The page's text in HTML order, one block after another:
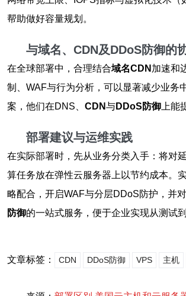
帮助做好容量规划。
与域名、CDN及DDoS防御的
在全球部署中，合理结合域名CDN 加速和
制、WAF与行为分析，可以显著减少业务
案，他们在DNS、 CDN与DDoS防御 上
部署建议与运维实践
在实际部署时，先从业务分类入手：将对
算任务放在弹性云服务器上以节约成本。
略配合，开启WAF与分层DDoS防护，并
防御的一站式服务，便于企业实现从测试
文章标签： CDN DDoS防御 VPS 主机